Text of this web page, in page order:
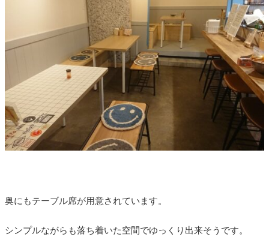
奥にもテーブル席が用意されています。
シンプルながらも落ち着いた空間でゆっくり出来そうです。